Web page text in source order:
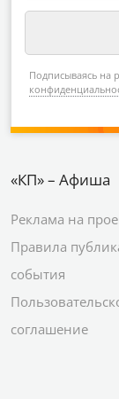
Подписываясь на
«КП» – Афиша
Реклама на
Правила
события
соглашение